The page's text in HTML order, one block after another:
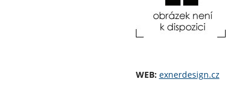
WEB: exnerdesign.cz